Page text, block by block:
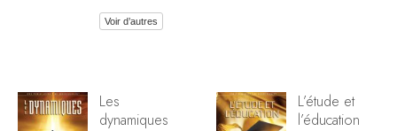
Voir d’autres
Les
dynamiques
L’étude et
l’éducation